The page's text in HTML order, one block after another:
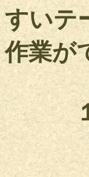
すいテ
作業が
１５